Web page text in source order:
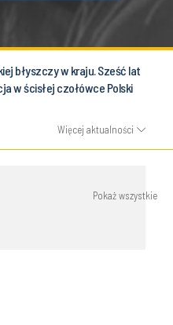
błyszczy w kraju. Sześć lat
w ścisłej czołówce Polski
Więcej aktualności
Pokaż wszystkie